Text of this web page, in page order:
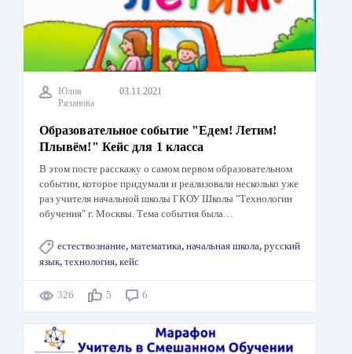
Юлия
Рязанова
03.11.2021
Образовательное событие "Едем! Летим!
Плывём!" Кейс для 1 класса
В этом посте расскажу о самом первом образовательном
событии, которое придумали и реализовали несколько уже
раз учителя начальной школы ГКОУ Школы "Технологии
обучения" г. Москвы. Тема события была…
естествознание, математика, начальная школа, русский
язык, технология, кейс
326 5 6